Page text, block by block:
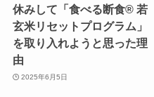
休みして「食べる断食®︎ 若
玄米リセットプログラム」
を取り入れようと思った理
由
2025年6月5日